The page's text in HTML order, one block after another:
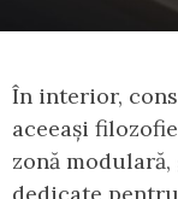
În interior,
aceeași
zonă